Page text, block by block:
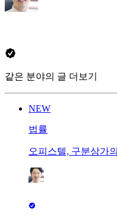
같은 분야의 글 더보기
NEW
법률
오피스텔, 구분상가